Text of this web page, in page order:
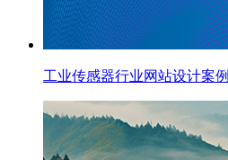
工业传感器行业网站设计案例